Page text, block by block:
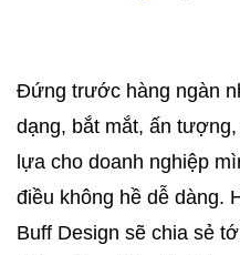
Đứng trước hàng ngàn
dạng, bắt mắt, ấn
lựa cho doanh nghiệp
điều không hề dễ dàng.
Buff Design sẽ chia sẻ